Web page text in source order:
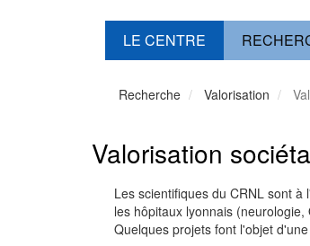
LE CENTRE
Recherche Valorisation
Valorisation
Les scientifiques du CRNL sont
les hôpitaux lyonnais
Quelques projets font l'objet